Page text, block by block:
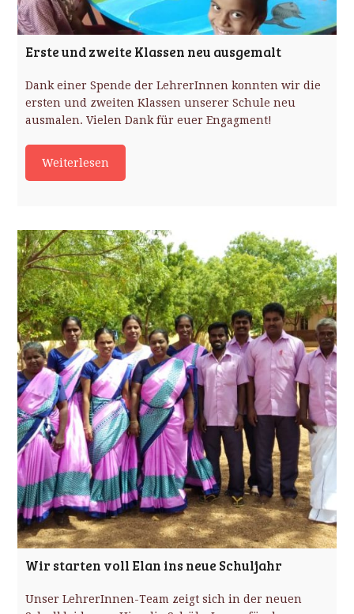
Erste und zweite Klassen neu ausgemalt
Dank einer Spende der LehrerInnen konnten wir die
ersten und zweiten Klassen unserer Schule neu
ausmalen. Vielen Dank für euer Engagment!
Weiterlesen
Wir starten voll Elan ins neue Schuljahr
Unser LehrerInnen-Team zeigt sich in der neuen